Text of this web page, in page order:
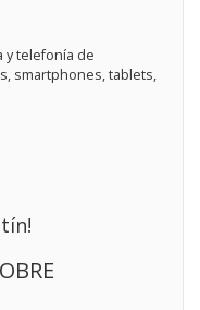
y telefonía de
smartphones, tablets,